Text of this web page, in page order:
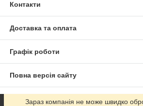
Контакти
Доставка та оплата
Графік роботи
Повна версія сайту
Сайт створено на маркетплейсі
Зараз компанія не може швидко